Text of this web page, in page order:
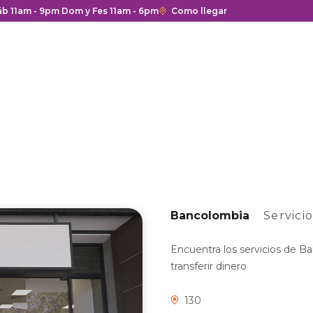
y cierre del centro comercial.
11am - 9pm Dom y Fes 11am - 6pmEnlace
Como llegar
Bancolombia
Encuentra los servicios de
transferir dinero
130